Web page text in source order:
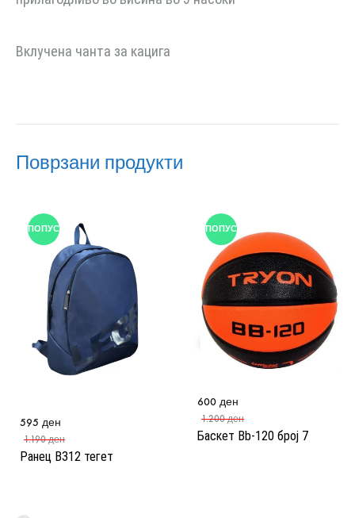
Вклучена чанта за кацига
Поврзани продукти
ПОПУСТ
Ранец B312 тегет
595 ден
1.190ден
ПОПУСТ
Баскет Bb-120 број 7
600 ден
1.200ден